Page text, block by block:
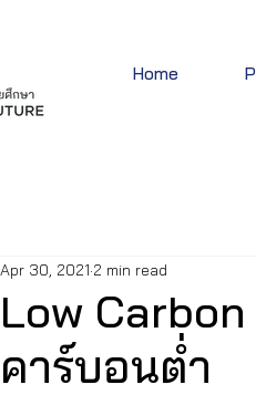
Home
Low
คาร์บอนต่ำ
Apr 30, 2021 2 min read